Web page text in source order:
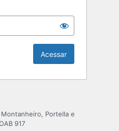
Portella e
917